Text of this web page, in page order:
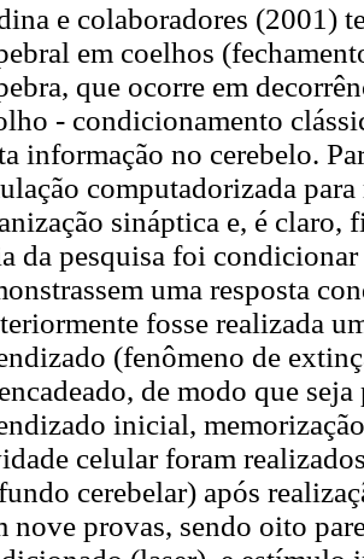
e colaboradores (2001)
em coelhos
que ocorre em
- condicionamento
informação no cerebelo.
computadorizada
sináptica e, é claro,
da pesquisa foi
uma resposta
fosse realizada
(fenômeno de
de modo que
inicial,
celular foram
cerebelar) após
nove provas, sendo oito